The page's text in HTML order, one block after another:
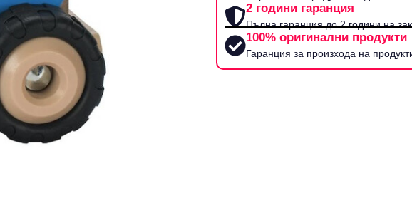
2 години гаранция
Пълна гаранция до 2 години на
100% оригинални продукти
Гаранция за произхода на